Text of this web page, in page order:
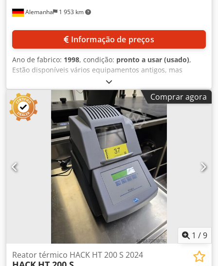
Alemanha 1 953 km
Informação de preços
Ano de fabrico: 1998, condição: pronto a usar (usado),
Estão disponíveis vários equipamentos antigos, mas
funcionais, de medição e teste, provenientes de um
laboratório de análise de cereais. Djdpfx Aaey Ey Tho Rekr
1) Limpador de amostras A/S Rationel Kornservice, modelo
MLN, peso: aproximadamente 60 kg. 2) Moinho de
laboratório MIM 3100. 3) Aparelho para determinação do
peso hectolítrico Louis Schopper, com balança e pesos. 4)
Medidor de humidade de cereais Pfeuffer HOH Express HE
90, ano de fabrico: 1998, tempo de medição:
aproximadamente 30 segundos. 5) Moinho de laboratório
Perten LM 3100. Documentação disponível. É possível
realizar uma visita às instalações. É preferível a venda em
conjunto, mas também é possível a venda individual.
Comprar agora
1 /9
Reator térmico HACK HT 200 S 2024